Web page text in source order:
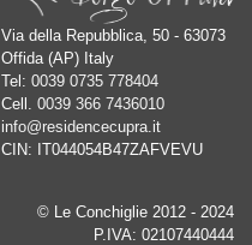
Via della Repubblica, 50 - 63073
Offida (AP) Italy
Tel: 0039 0735 778404
Cell. 0039 366 7436010
info@residencecupra.it
CIN: IT044054B47ZAFVEVU
© Le Conchiglie 2012 - 2024
P.IVA: 02107440444